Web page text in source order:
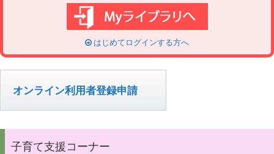
はじめてログインする方へ
オンライン利用者登録申請
子育て支援コーナー